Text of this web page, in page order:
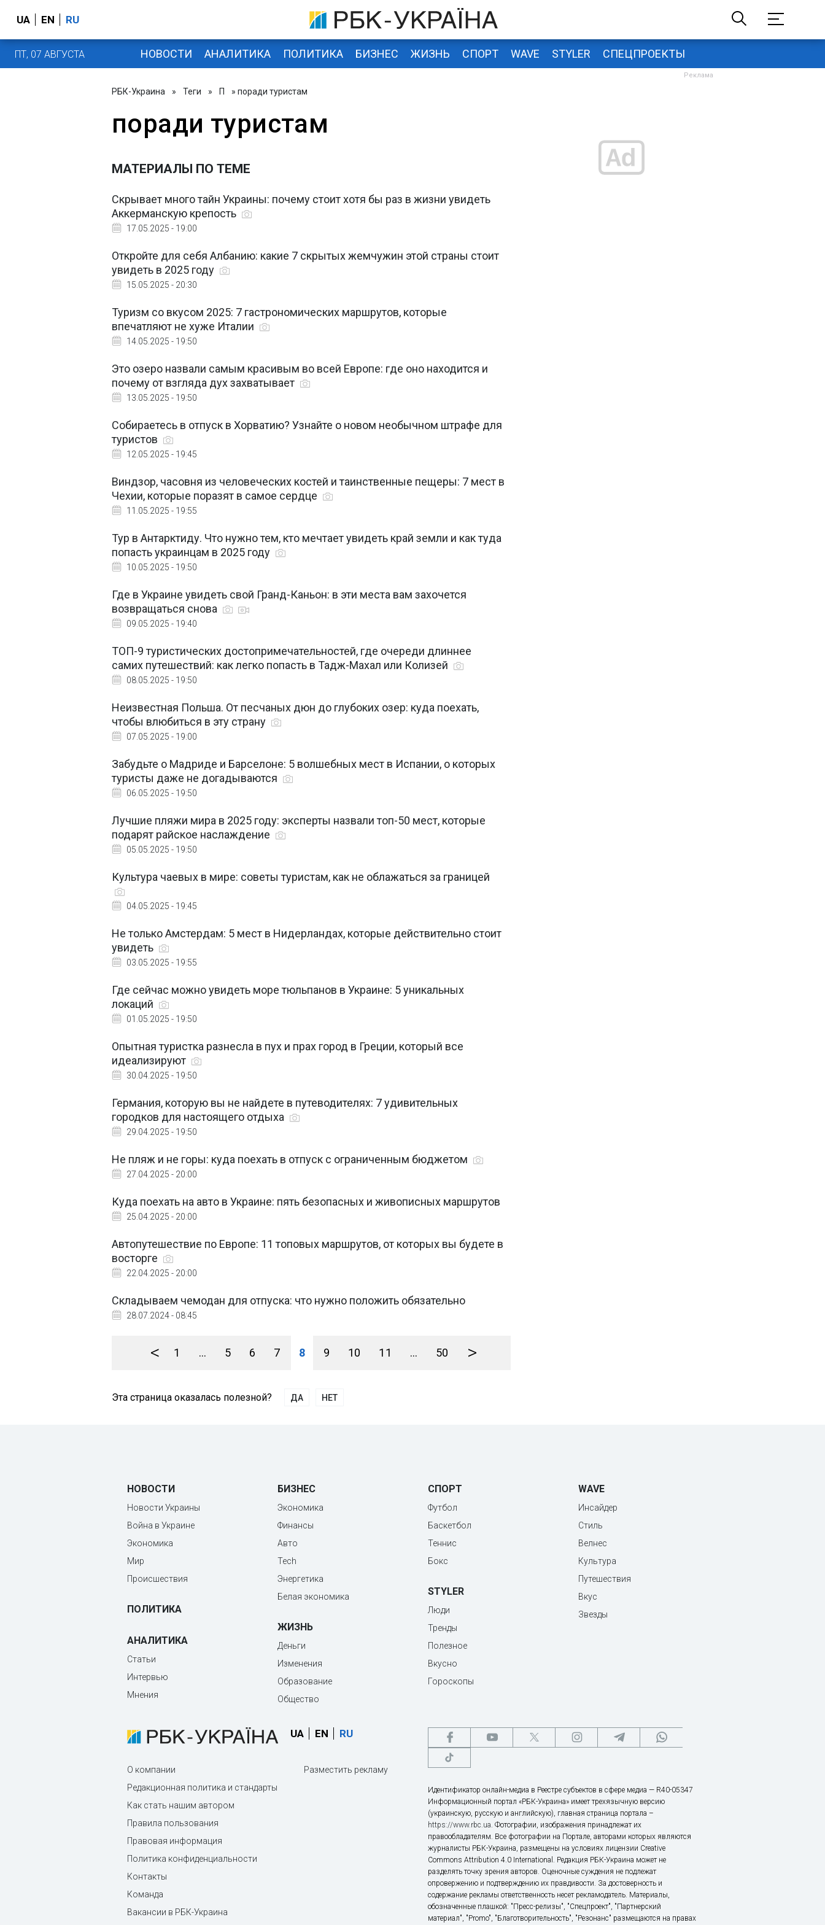
UA EN RU
ПТ, 07 АВГУСТА НОВОСТИ АНАЛИТИКА ПОЛИТИКА БИЗНЕС ЖИЗНЬ СПОРТ WAVE STYLER СПЕЦПРОЕКТЫ
РБК-Украина » Теги » П » поради туристам
поради туристам
МАТЕРИАЛЫ ПО ТЕМЕ
Скрывает много тайн Украины: почему стоит хотя бы раз в жизни увидеть
Аккерманскую крепость
17.05.2025 - 19:00
Откройте для себя Албанию: какие 7 скрытых жемчужин этой страны стоит
увидеть в 2025 году
15.05.2025 - 20:30
Туризм со вкусом 2025: 7 гастрономических маршрутов, которые
впечатляют не хуже Италии
14.05.2025 - 19:50
Это озеро назвали самым красивым во всей Европе: где оно находится и
почему от взгляда дух захватывает
13.05.2025 - 19:50
Собираетесь в отпуск в Хорватию? Узнайте о новом необычном штрафе для
туристов
12.05.2025 - 19:45
Виндзор, часовня из человеческих костей и таинственные пещеры: 7 мест в
Чехии, которые поразят в самое сердце
11.05.2025 - 19:55
Тур в Антарктиду. Что нужно тем, кто мечтает увидеть край земли и как туда
попасть украинцам в 2025 году
10.05.2025 - 19:50
Где в Украине увидеть свой Гранд-Каньон: в эти места вам захочется
возвращаться снова
09.05.2025 - 19:40
ТОП-9 туристических достопримечательностей, где очереди длиннее
самих путешествий: как легко попасть в Тадж-Махал или Колизей
08.05.2025 - 19:50
Неизвестная Польша. От песчаных дюн до глубоких озер: куда поехать,
чтобы влюбиться в эту страну
07.05.2025 - 19:00
Забудьте о Мадриде и Барселоне: 5 волшебных мест в Испании, о которых
туристы даже не догадываются
06.05.2025 - 19:50
Лучшие пляжи мира в 2025 году: эксперты назвали топ-50 мест, которые
подарят райское наслаждение
05.05.2025 - 19:50
Культура чаевых в мире: советы туристам, как не облажаться за границей
04.05.2025 - 19:45
Не только Амстердам: 5 мест в Нидерландах, которые действительно стоит
увидеть
03.05.2025 - 19:55
Где сейчас можно увидеть море тюльпанов в Украине: 5 уникальных
локаций
01.05.2025 - 19:50
Опытная туристка разнесла в пух и прах город в Греции, который все
идеализируют
30.04.2025 - 19:50
Германия, которую вы не найдете в путеводителях: 7 удивительных
городков для настоящего отдыха
29.04.2025 - 19:50
Не пляж и не горы: куда поехать в отпуск с ограниченным бюджетом
27.04.2025 - 20:00
Куда поехать на авто в Украине: пять безопасных и живописных маршрутов
25.04.2025 - 20:00
Автопутешествие по Европе: 11 топовых маршрутов, от которых вы будете в
восторге
22.04.2025 - 20:00
Складываем чемодан для отпуска: что нужно положить обязательно
28.07.2024 - 08:45
< 1 ... 5 6 7 8 9 10 11 ... 50 >
Эта страница оказалась полезной? ДА НЕТ
НОВОСТИ
Новости Украины
Война в Украине
Экономика
Мир
Происшествия
ПОЛИТИКА
АНАЛИТИКА
Статьи
Интервью
Мнения
БИЗНЕС
Экономика
Финансы
Авто
Tech
Энергетика
Белая экономика
ЖИЗНЬ
Деньги
Изменения
Образование
Общество
СПОРТ
Футбол
Баскетбол
Теннис
Бокс
STYLER
Люди
Тренды
Полезное
Вкусно
Гороскопы
WAVE
Инсайдер
Стиль
Велнес
Культура
Путешествия
Вкус
Звезды
UA EN RU
О компании
Редакционная политика и стандарты
Как стать нашим автором
Правила пользования
Правовая информация
Политика конфиденциальности
Контакты
Команда
Вакансии в РБК-Украина
Разместить рекламу
Идентификатор онлайн-медиа в Реестре субъектов в сфере медиа — R40-05347
Информационный портал «РБК-Украина» имеет трехязычную версию
(украинскую, русскую и английскую), главная страница портала –
https://www.rbc.ua. Фотографии, изображения принадлежат их
правообладателям. Все фотографии на Портале, авторами которых являются
журналисты РБК-Украина, размещены на условиях лицензии Creative
Commons Attribution 4.0 International. Редакция РБК-Украина может не
разделять точку зрения авторов. Оценочные суждения не подлежат
опровержению и подтверждению их правдивости. За достоверность и
содержание рекламы ответственность несет рекламодатель. Материалы,
обозначенные плашкой: "Пресс-релизы", "Спецпроект", "Партнерский
материал", "Promo", "Благотворительность", "Резонанс" размещаются на правах